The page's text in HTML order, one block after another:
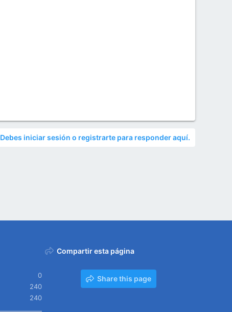
Debes iniciar sesión o registrarte para responder aquí.
0
240
240
Compartir esta página
Share this page